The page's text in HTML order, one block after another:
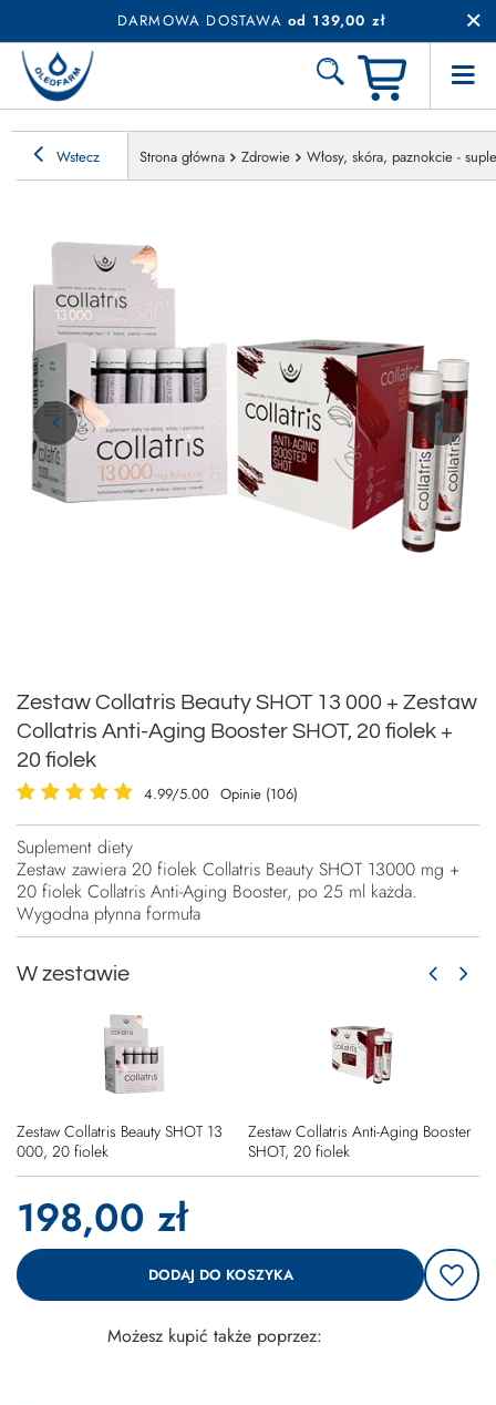
DARMOWA DOSTAWA od 139,00 zł
Wstecz Strona główna Zdrowie Włosy, skóra, paznokcie -
Zestaw Collatris Beauty SHOT 13 000 + Zestaw
Collatris Anti-Aging Booster SHOT, 20 fiolek +
20 fiolek
4.99/5.00 Opinie (106)
Suplement diety
Zestaw zawiera 20 fiolek Collatris Beauty SHOT 13000 mg +
20 fiolek Collatris Anti-Aging Booster, po 25 ml każda.
Wygodna płynna formuła
W zestawie
Zestaw Collatris Beauty SHOT 13
000, 20 fiolek
Zestaw Collatris Anti-Aging Booster
SHOT, 20 fiolek
198,00 zł
DODAJ DO KOSZYKA
Możesz kupić także poprzez: